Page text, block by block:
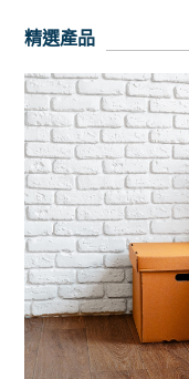
精選產品